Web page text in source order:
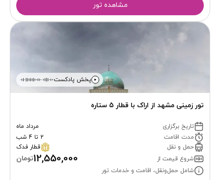
مشاهده تور
تور زمینی مشهد از اراک با قطار 5 ستاره
پخش پادکست
تاریخ برگزاری
مرداد ماه
مدت اقامت
2 تا 4 شب
حمل و نقل
قطار فدک
شروع قیمت از
12,550,000تومان
شامل حمل‌ونقل، اقامت و خدمات تور